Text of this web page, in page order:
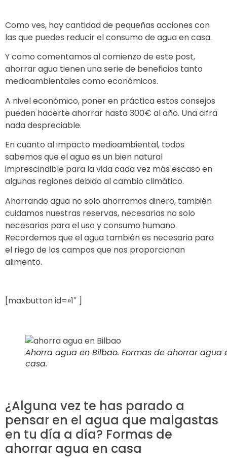
Como ves, hay cantidad de pequeñas acciones con
las que puedes reducir el consumo de agua en casa.
Y como comentamos al comienzo de este post,
ahorrar agua tienen una serie de beneficios tanto
medioambientales como económicos.
A nivel económico, poner en práctica estos consejos
pueden hacerte ahorrar hasta 300€ al año. Una cifra
nada despreciable.
En cuanto al impacto medioambiental, todos
sabemos que el agua es un bien natural
imprescindible para la vida cada vez más escaso en
algunas regiones debido al cambio climático.
Ahorrando agua no solo ahorramos dinero, también
cuidamos nuestras reservas, necesarias no solo
necesarias para el uso y consumo humano.
Recordemos que el agua también es necesaria para
el riego de los campos que nos proporcionan
alimento.
[maxbutton id=»1″ ]
Ahorra agua en Bilbao. Formas de ahorrar agua
casa.
¿Alguna vez te has parado a
pensar en el agua que malgastas
en tu día a día? Formas de
ahorrar agua en casa